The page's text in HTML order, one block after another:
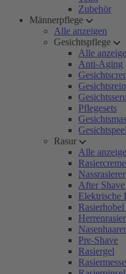
Zubehör
Männerpflege
Alle anzeigen
Gesichtspflege
Alle
Anti-Aging
Pflegesets
Rasur
Alle
Rasiercreme
Nassrasierer
After
Elektrische
Pre-Shave
Rasiergel